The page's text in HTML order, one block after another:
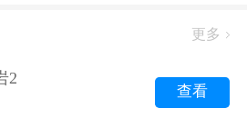
赛手游的魅力。想象一下，你化
更多
2
查看